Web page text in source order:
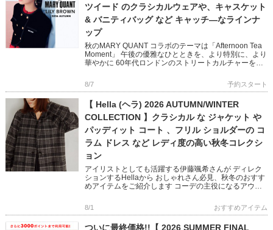
ツイード のクラシカルウェアや、キャスケット
& バニティバッグ など キャッチ―なラインナ
ップ
秋のMARY QUANT コラボのテーマは「Afternoon Tea
Moment」 午後の優雅なひとときを、より特別に、より
華やかに 60年代ロンドンのストリートカルチャーを象
8/7 予約スタート
【 Hella (ヘラ) 2026 AUTUMN/WINTER
COLLECTION 】クラシカル な ジャケット や
パッディット コート 、フリル ショルダーの コ
ラム ドレス など レディ度の高い秋冬コレクシ
ョン
アイリストとしても活躍する伊藤颯希さんが ディレク
ションするHellaから おしゃれさん必見、秋冬のおすす
めアイテムをご紹介します コーデの主役になるアウタ
ライクと現代の […]
8/1 おすすめアイテム
ついに最終価格!!【 2026 SUMMER FINAL